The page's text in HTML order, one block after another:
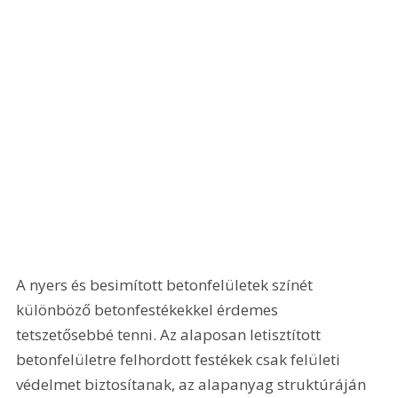
A nyers és besimított betonfelületek színét
különböző betonfestékekkel érdemes
tetszetősebbé tenni. Az alaposan letisztított
betonfelületre felhordott festékek csak felületi
védelmet biztosítanak, az alapanyag struktúráján